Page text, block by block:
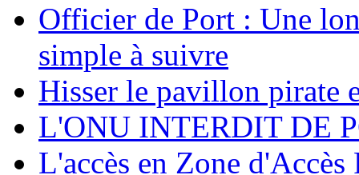
Officier de Port : Une
simple à suivre
Hisser le pavillon pirate
L'ONU INTERDIT DE
L'accès en Zone